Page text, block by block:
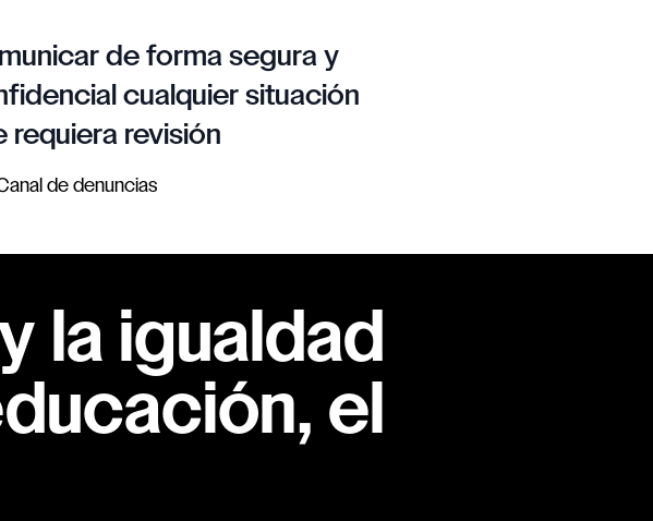
de forma segura y
cualquier situación
requiera revisión
de denuncias
la igualdad
el